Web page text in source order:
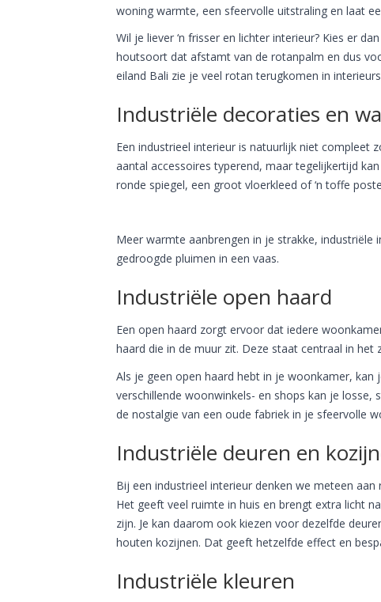
woning warmte, een sfeervolle uitstraling en laat
Wil je liever ‘n frisser en lichter interieur? Kies er
houtsoort dat afstamt van de rotanpalm en dus
eiland Bali zie je veel rotan terugkomen in
Industriële decoraties en
Een industrieel interieur is natuurlijk niet compleet
aantal accessoires typerend, maar tegelijkertijd
ronde spiegel, een groot vloerkleed of ‘n toffe
Meer warmte aanbrengen in je strakke,
gedroogde pluimen in een vaas.
Industriële open haard
Een open haard zorgt ervoor dat iedere
haard die in de muur zit. Deze staat centraal in het
Als je geen open haard hebt in je woonkamer,
verschillende woonwinkels- en shops kan je
de nostalgie van een oude fabriek in je sfeervolle
Industriële deuren en
Bij een industrieel interieur denken we meteen
Het geeft veel ruimte in huis en brengt extra licht
zijn. Je kan daarom ook kiezen voor dezelfde
houten kozijnen. Dat geeft hetzelfde effect en
Industriële kleuren